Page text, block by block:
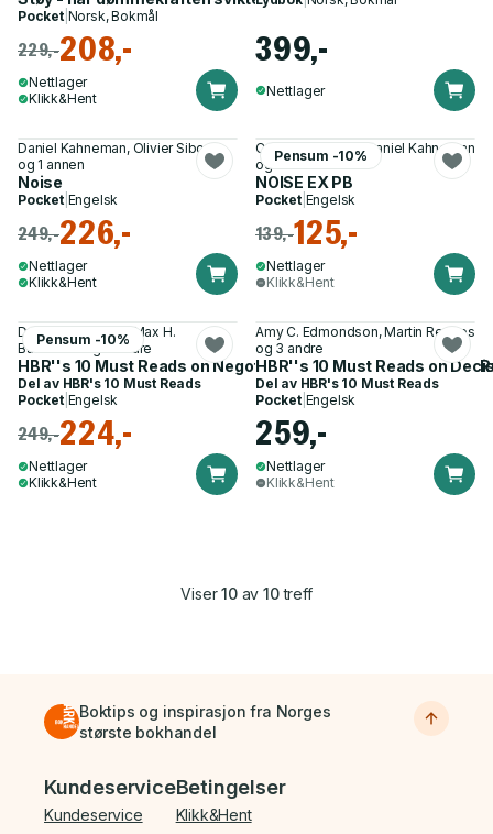
Pocket| Norsk, Bokmål
229,-208,-
Nettlager
Klikk&Hent
399,-
Nettlager
Daniel Kahneman, Olivier Sibony
og 1 annen
Noise
Pocket| Engelsk
249,-226,-
Nettlager
Klikk&Hent
Pensum -10%
Cass R. Sunstein, Daniel Kahneman
og 1 annen
NOISE EX PB
Pocket| Engelsk
139,-125,-
Nettlager
Klikk&Hent
Pensum -10%
Daniel Kahneman, Max H.
Bazerman og 3 andre
HBR''s 10 Must Reads on Negotiation (with bonus article "15
Del av HBR's 10 Must Reads
Pocket| Engelsk
249,-224,-
Nettlager
Klikk&Hent
Amy C. Edmondson, Martin Reeves
og 3 andre
HBR''s 10 Must Reads on
Del av HBR's 10 Must Reads
Pocket| Engelsk
259,-
Nettlager
Klikk&Hent
Viser10av 10treff
Boktips og inspirasjon fra Norges
største bokhandel
Bunnmeny
Kundeservice
Kundeservice
Betingelser
Klikk&Hent